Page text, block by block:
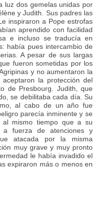
luz dos gemelas unidas por
y Judith. Sus padres las
inspiraron a Pope estrofas
aprendido con facilidad
e incluso se traducía en
había pues intercambio de
A pesar de sus largas
fueron sometidas por los
y no aumentaron la
la protección del
de Presbourg. Judith, que
se debilitaba cada día. Su
al cabo de un año fue
parecía inminente y se
al mismo tiempo que a su
a fuerza de atenciones y
atacada por la misma
muy grave y muy pronto
le había invadido el
expiraron más o menos en